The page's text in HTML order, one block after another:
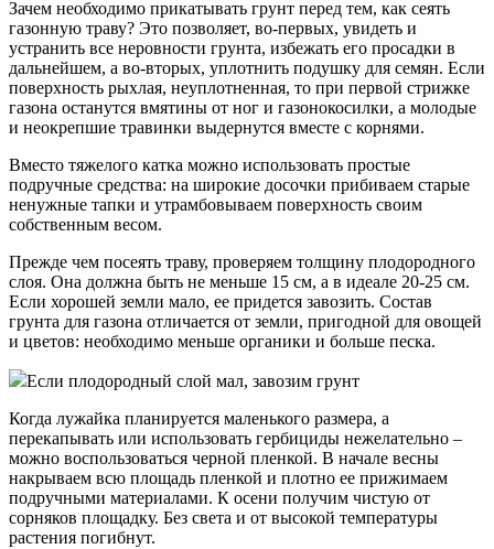
Зачем необходимо прикатывать грунт перед тем, как сеять
газонную траву? Это позволяет, во-первых, увидеть и
устранить все неровности грунта, избежать его просадки в
дальнейшем, а во-вторых, уплотнить подушку для семян. Если
поверхность рыхлая, неуплотненная, то при первой стрижке
газона останутся вмятины от ног и газонокосилки, а молодые
и неокрепшие травинки выдернутся вместе с корнями.
Вместо тяжелого катка можно использовать простые
подручные средства: на широкие досочки прибиваем старые
ненужные тапки и утрамбовываем поверхность своим
собственным весом.
Прежде чем посеять траву, проверяем толщину плодородного
слоя. Она должна быть не меньше 15 см, а в идеале 20-25 см.
Если хорошей земли мало, ее придется завозить. Состав
грунта для газона отличается от земли, пригодной для овощей
и цветов: необходимо меньше органики и больше песка.
Если плодородный слой мал, завозим грунт
Когда лужайка планируется маленького размера, а
перекапывать или использовать гербициды нежелательно –
можно воспользоваться черной пленкой. В начале весны
накрываем всю площадь пленкой и плотно ее прижимаем
подручными материалами. К осени получим чистую от
сорняков площадку. Без света и от высокой температуры
растения погибнут.